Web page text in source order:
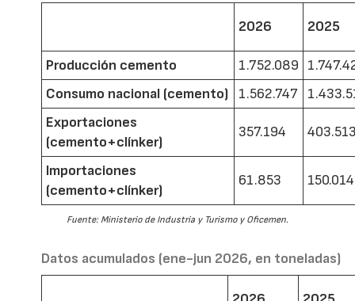
2026 2025
Producción cemento 1.752.089
Consumo nacional (cemento)
1.562.747
Exportaciones
(cemento+clínker)
357.194
Importaciones
(cemento+clínker)
61.853 150.014
Fuente: Ministerio de Industria y Turismo y Oficemen.
Datos acumulados (ene-jun 2026, en toneladas)